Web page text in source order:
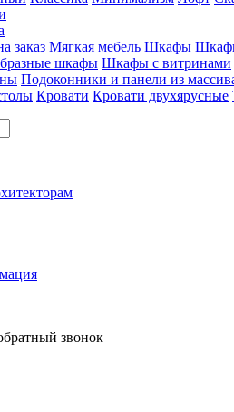
заказ Мягкая мебель Шкафы
шкафы Шкафы с витринами
Подоконники и панели из
Кровати Кровати двухярусные
звонок